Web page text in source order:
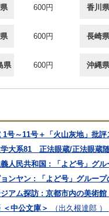
600円 香川県
600円 長崎県
県 600円 沖縄県
1号～11号＋「火山灰地」批
学大系81 正法眼蔵/正法眼蔵
人民共和国 : 「よど号」グ
ンヤン : 「よど号」グループ
アム探訪 : 京都市内の美術
中公文庫＞
（出久根達郎 ）